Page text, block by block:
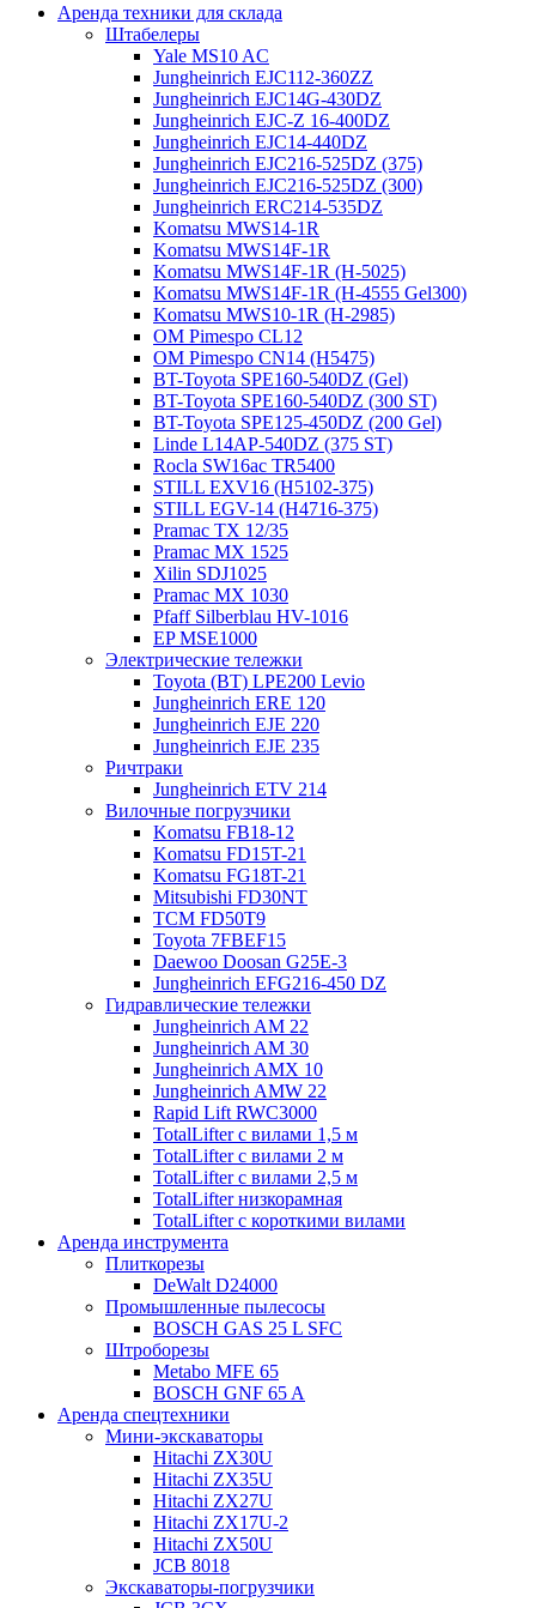
Аренда техники для склада
Штабелеры
Yale MS10 AC
Jungheinrich EJC112-360ZZ
Jungheinrich EJC14G-430DZ
Jungheinrich EJC-Z 16-400DZ
Jungheinrich EJC14-440DZ
Jungheinrich EJC216-525DZ (375)
Jungheinrich EJC216-525DZ (300)
Jungheinrich ERC214-535DZ
Komatsu MWS14-1R
Komatsu MWS14F-1R
Komatsu MWS14F-1R (H-5025)
Komatsu MWS14F-1R (H-4555 Gel300)
Komatsu MWS10-1R (Н-2985)
OM Pimespo CL12
OM Pimespo CN14 (Н5475)
BT-Toyota SPE160-540DZ (Gel)
BT-Toyota SPE160-540DZ (300 ST)
BT-Toyota SPE125-450DZ (200 Gel)
Linde L14AP-540DZ (375 ST)
Rocla SW16ac TR5400
STILL EXV16 (H5102-375)
STILL EGV-14 (H4716-375)
Pramac TX 12/35
Pramac MX 1525
Xilin SDJ1025
Pramac MX 1030
Pfaff Silberblau HV-1016
EP MSE1000
Электрические тележки
Toyota (BT) LPE200 Levio
Jungheinrich ERE 120
Jungheinrich EJE 220
Jungheinrich EJE 235
Ричтраки
Jungheinrich ETV 214
Вилочные погрузчики
Komatsu FB18-12
Komatsu FD15T-21
Komatsu FG18T-21
Mitsubishi FD30NT
TCM FD50T9
Toyota 7FBEF15
Daewoo Doosan G25E-3
Jungheinrich EFG216-450 DZ
Гидравлические тележки
Jungheinrich AM 22
Jungheinrich AM 30
Jungheinrich AMX 10
Jungheinrich AMW 22
Rapid Lift RWC3000
TotalLifter с вилами 1,5 м
TotalLifter с вилами 2 м
TotalLifter с вилами 2,5 м
TotalLifter низкорамная
TotalLifter с короткими вилами
Аренда инструмента
Плиткорезы
DeWalt D24000
Промышленные пылесосы
BOSCH GAS 25 L SFC
Штроборезы
Metabo MFE 65
BOSCH GNF 65 A
Аренда спецтехники
Мини-экскаваторы
Hitachi ZX30U
Hitachi ZX35U
Hitachi ZX27U
Hitachi ZX17U-2
Hitachi ZX50U
JCB 8018
Экскаваторы-погрузчики